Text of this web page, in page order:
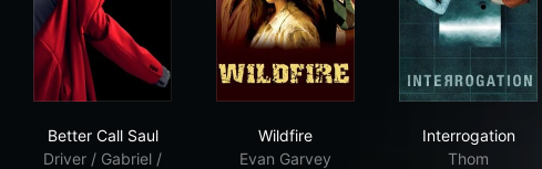
Better Call Saul
Driver / Gabriel /
Wildfire
Evan Garvey
Interrogation
Thom